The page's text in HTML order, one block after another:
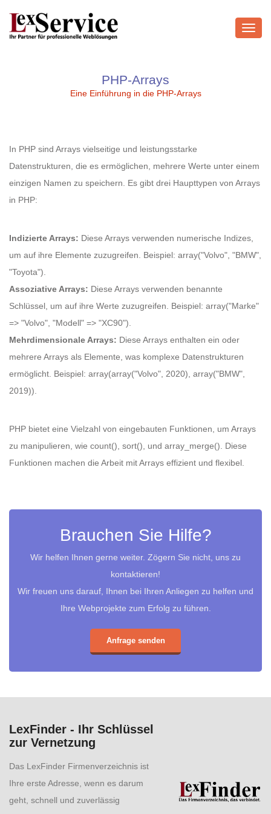
PHP-Arrays
Eine Einführung in die PHP-Arrays
In PHP sind Arrays vielseitige und leistungsstarke
Datenstrukturen, die es ermöglichen, mehrere Werte unter einem
einzigen Namen zu speichern. Es gibt drei Haupttypen von Arrays
in PHP:
Indizierte Arrays: Diese Arrays verwenden numerische Indizes,
um auf ihre Elemente zuzugreifen. Beispiel: array("Volvo", "BMW",
"Toyota").
Assoziative Arrays: Diese Arrays verwenden benannte
Schlüssel, um auf ihre Werte zuzugreifen. Beispiel: array("Marke"
=> "Volvo", "Modell" => "XC90").
Mehrdimensionale Arrays: Diese Arrays enthalten ein oder
mehrere Arrays als Elemente, was komplexe Datenstrukturen
ermöglicht. Beispiel: array(array("Volvo", 2020), array("BMW",
2019)).
PHP bietet eine Vielzahl von eingebauten Funktionen, um Arrays
zu manipulieren, wie count(), sort(), und array_merge(). Diese
Funktionen machen die Arbeit mit Arrays effizient und flexibel.
Brauchen Sie Hilfe?
Wir helfen Ihnen gerne weiter. Zögern Sie nicht, uns zu
kontaktieren!
Wir freuen uns darauf, Ihnen bei Ihren Anliegen zu helfen und
Ihre Webprojekte zum Erfolg zu führen.
Anfrage senden
LexFinder - Ihr Schlüssel
zur Vernetzung
Das LexFinder Firmenverzeichnis ist
Ihre erste Adresse, wenn es darum
geht, schnell und zuverlässig